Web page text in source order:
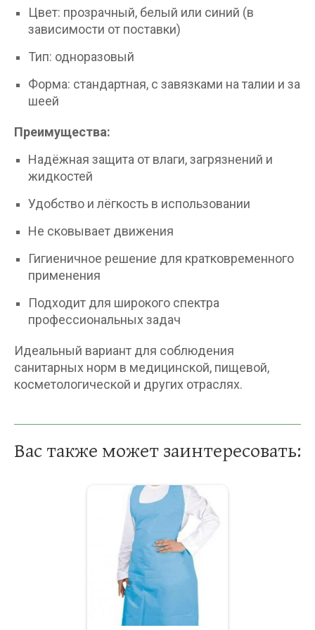
Цвет: прозрачный, белый или синий (в
зависимости от поставки)
Тип: одноразовый
Форма: стандартная, с завязками на талии и за
шеей
Преимущества:
Надёжная защита от влаги, загрязнений и
жидкостей
Удобство и лёгкость в использовании
Не сковывает движения
Гигиеничное решение для кратковременного
применения
Подходит для широкого спектра
профессиональных задач
Идеальный вариант для соблюдения
санитарных норм в медицинской, пищевой,
косметологической и других отраслях.
Вас также может заинтересовать: